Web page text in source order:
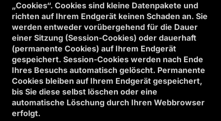
„Cookies“. Cookies sind kleine Datenpakete und
richten auf Ihrem Endgerät keinen Schaden an. Sie
werden entweder vorübergehend für die Dauer
einer Sitzung (Session-Cookies) oder dauerhaft
(permanente Cookies) auf Ihrem Endgerät
gespeichert. Session-Cookies werden nach Ende
Ihres Besuchs automatisch gelöscht. Permanente
Cookies bleiben auf Ihrem Endgerät gespeichert,
bis Sie diese selbst löschen oder eine
automatische Löschung durch Ihren Webbrowser
erfolgt.